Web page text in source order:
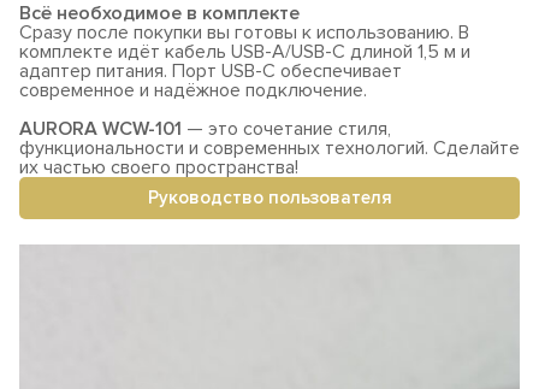
Всё необходимое в комплекте
Сразу после покупки вы готовы к использованию. В
комплекте идёт кабель USB-A/USB-C длиной 1,5 м и
адаптер питания. Порт USB-C обеспечивает
современное и надёжное подключение.
AURORA WCW-101 — это сочетание стиля,
функциональности и современных технологий. Сделайте
их частью своего пространства!
Руководство пользователя